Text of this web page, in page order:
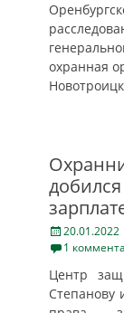
охранная
Posted
on
20.01.2022
1
Центр
Степанову